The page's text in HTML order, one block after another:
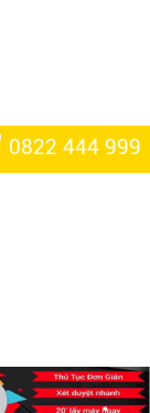
0822 444 999